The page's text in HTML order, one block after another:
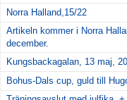
Norra Halland,15/22
Artikeln kommer i Norra
december.
Kungsbackagalan, 13 maj,
Bohus-Dals cup, guld till